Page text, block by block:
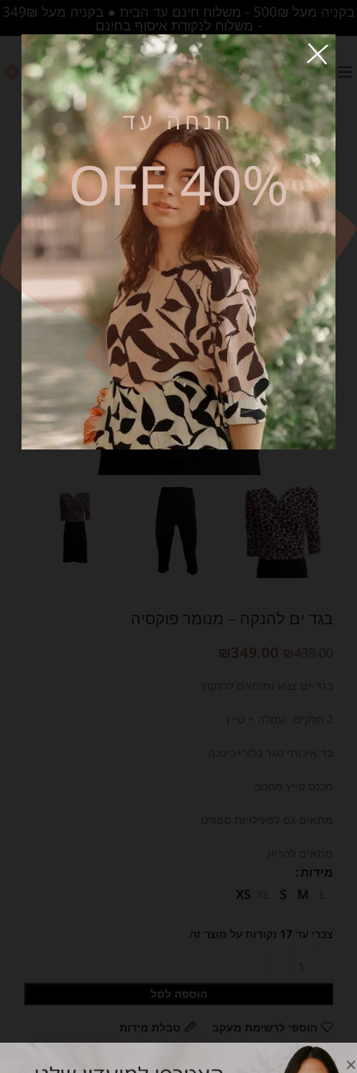
SALE
בגד ים להנקה – מנומר פוקסיה
₪439.00
₪349.00
מידות
M
S
XS
צברי עד 17 נקודות על מוצר זה.
הוספה לסל
הוספי לרשימת מעקב טבלת מידות
תיאור
בקניה מעל 500₪ - משלוח חינם עד הבית ● בקניה מעל 349₪
- משלוח לנקודת איסוף בחינם
הנחה עד
40% OFF